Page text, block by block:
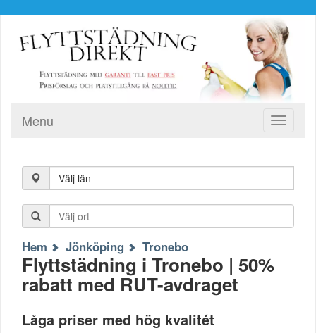
Toggle
Menu
Välj län
Hem Jönköping Tronebo
Flyttstädning i Tronebo | 50%
rabatt med RUT-avdraget
Låga priser med hög kvalitét